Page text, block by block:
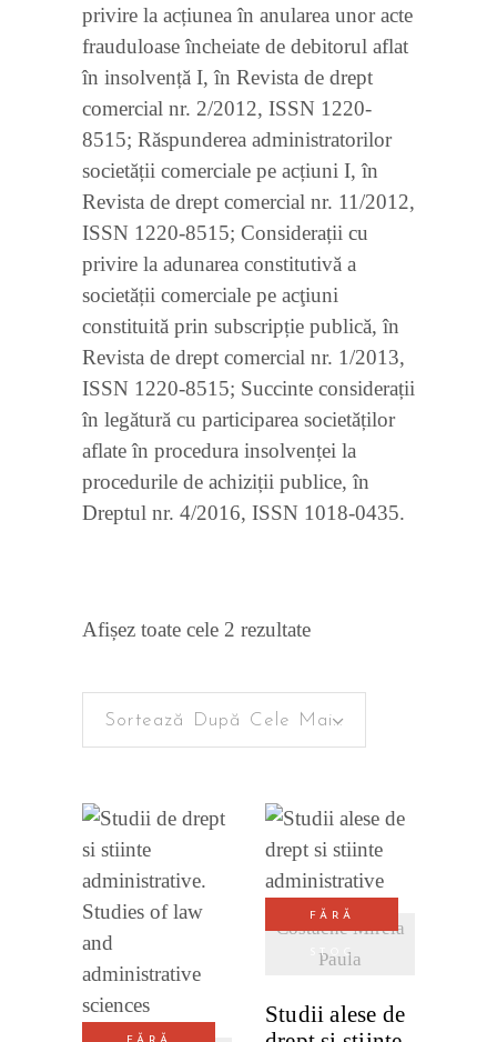
privire la acțiunea în anularea unor acte
frauduloase încheiate de debitorul aflat
în insolvență I, în Revista de drept
comercial nr. 2/2012, ISSN 1220-
8515; Răspunderea administratorilor
societății comerciale pe acțiuni I, în
Revista de drept comercial nr. 11/2012,
ISSN 1220-8515; Considerații cu
privire la adunarea constitutivă a
societății comerciale pe acţiuni
constituită prin subscripție publică, în
Revista de drept comercial nr. 1/2013,
ISSN 1220-8515; Succinte considerații
în legătură cu participarea societăților
aflate în procedura insolvenței la
procedurile de achiziții publice, în
Dreptul nr. 4/2016, ISSN 1018-0435.
Afișez toate cele 2 rezultateSortat
recente
Sortează După Cele Mai Recente
DETALII
FĂRĂ
STOC
Costache Mirela
Paula
DETALII
Studii alese de